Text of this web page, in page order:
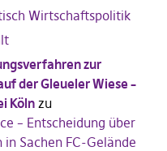
Wirtschaftspolitik
zur
der Gleueler Wiese –
Kölnzu
– Entscheidung über
Sachen FC-Gelände